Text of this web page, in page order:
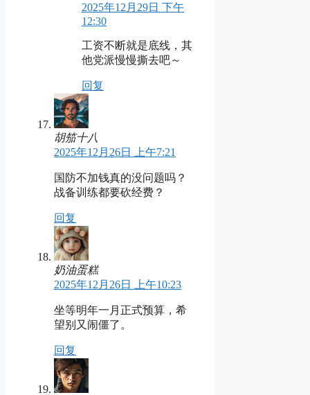
2025年12月29日 下午
12:30
工资不断就是底线，其
他党派慢慢撕去吧～
回复
胡笳十八
2025年12月26日 上午7:21
国防不加钱真的没问题吗？
战备训练都要砍经费？
回复
奶油蛋糕
2025年12月26日 上午10:23
坐等明年一月正式预算，希
望别又闹僵了。
回复